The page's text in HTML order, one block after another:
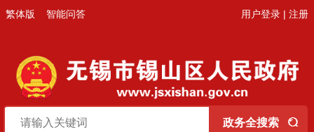
繁体版 智能问答 用户登录 | 注册